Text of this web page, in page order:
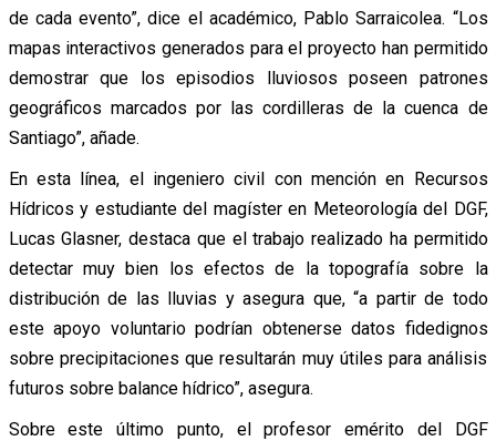
de cada evento”, dice el académico, Pablo Sarraicolea. “Los
mapas interactivos generados para el proyecto han permitido
demostrar que los episodios lluviosos poseen patrones
geográficos marcados por las cordilleras de la cuenca de
Santiago”, añade.
En esta línea, el ingeniero civil con mención en Recursos
Hídricos y estudiante del magíster en Meteorología del DGF,
Lucas Glasner, destaca que el trabajo realizado ha permitido
detectar muy bien los efectos de la topografía sobre la
distribución de las lluvias y asegura que, “a partir de todo
este apoyo voluntario podrían obtenerse datos fidedignos
sobre precipitaciones que resultarán muy útiles para análisis
futuros sobre balance hídrico”, asegura.
Sobre este último punto, el profesor emérito del DGF